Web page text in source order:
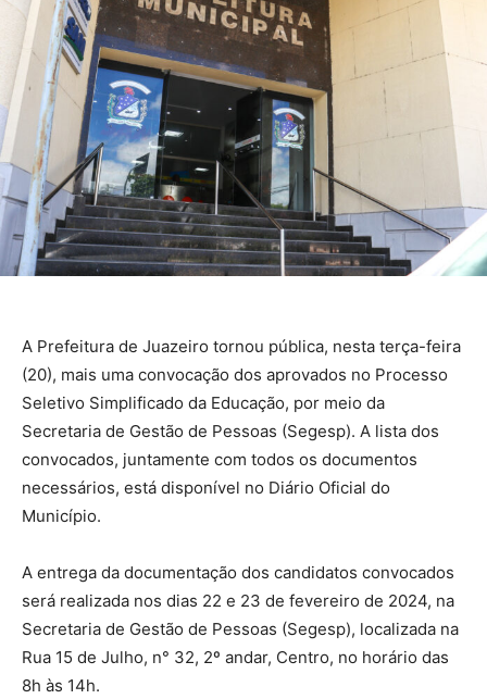
A Prefeitura de Juazeiro tornou pública, nesta terça-feira
(20), mais uma convocação dos aprovados no Processo
Seletivo Simplificado da Educação, por meio da
Secretaria de Gestão de Pessoas (Segesp). A lista dos
convocados, juntamente com todos os documentos
necessários, está disponível no Diário Oficial do
Município.
A entrega da documentação dos candidatos convocados
será realizada nos dias 22 e 23 de fevereiro de 2024, na
Secretaria de Gestão de Pessoas (Segesp), localizada na
Rua 15 de Julho, n° 32, 2º andar, Centro, no horário das
8h às 14h.